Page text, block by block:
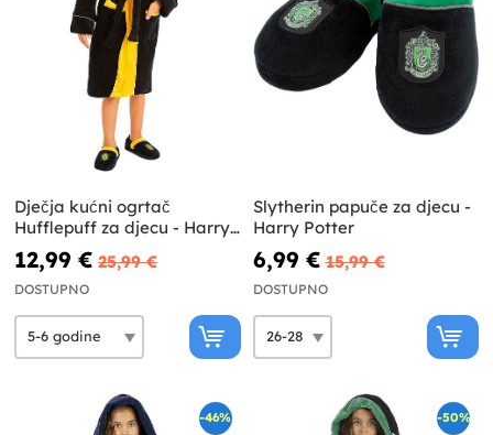
Dječja kućni ogrtač
Hufflepuff za djecu - Harry
Potter
12,99 € 25,99 €
DOSTUPNO
Slytherin papuče za djecu -
Harry Potter
6,99 € 15,99 €
DOSTUPNO
-46% -50%